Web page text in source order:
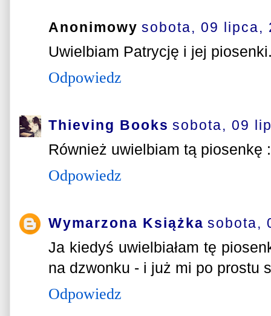
Anonimowy sobota, 09 lipca,
Uwielbiam Patrycję i jej
Odpowiedz
Thieving Books sobota, 09
Również uwielbiam tą piosenkę
Odpowiedz
Wymarzona Książka sobota,
Ja kiedyś uwielbiałam tę
na dzwonku - i już mi po prostu
Odpowiedz